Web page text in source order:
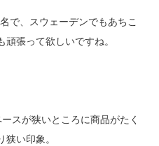
で、スウェーデンでもあちこ
張って欲しいですね。
スが狭いところに商品がたく
い印象。